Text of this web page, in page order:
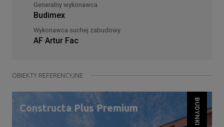
Generalny wykonawca
Budimex
Wykonawca suchej zabudowy
AF Artur Fac
OBIEKTY REFERENCYJNE
Constructa Plus Premium